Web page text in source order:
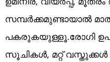
സമ്പർക്കമുണ്ടായാൽ
പകരുകയുള്ളൂ.രോഗി
സൂചികൾ, മറ്റ് വസ്തുക്കൾ